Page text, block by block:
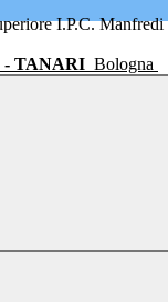
- TANARI Bologna